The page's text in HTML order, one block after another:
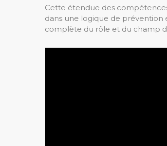
Cette étendue des
dans une logique de prévention
complète du rôle et du champ